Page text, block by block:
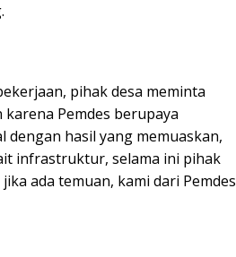
pihak desa meminta
Pemdes berupaya
dengan hasil yang memuaskan,
infrastruktur, selama ini pihak
ada temuan, kami dari Pemdes